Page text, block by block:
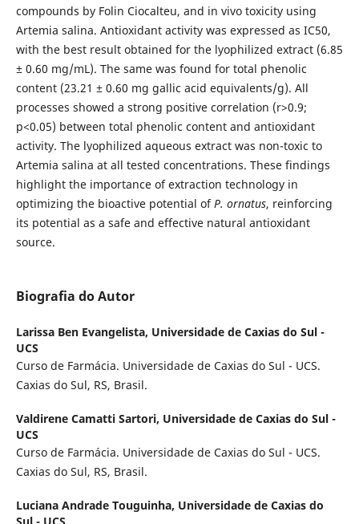
compounds by Folin Ciocalteu, and in vivo toxicity using
Artemia salina. Antioxidant activity was expressed as IC50,
with the best result obtained for the lyophilized extract (6.85
± 0.60 mg/mL). The same was found for total phenolic
content (23.21 ± 0.60 mg gallic acid equivalents/g). All
processes showed a strong positive correlation (r>0.9;
p<0.05) between total phenolic content and antioxidant
activity. The lyophilized aqueous extract was non-toxic to
Artemia salina at all tested concentrations. These findings
highlight the importance of extraction technology in
optimizing the bioactive potential ofP. ornatus, reinforcing
its potential as a safe and effective natural antioxidant
source.
Biografia do Autor
Larissa Ben Evangelista, Universidade de Caxias do Sul -
UCS
Curso de Farmácia. Universidade de Caxias do Sul - UCS.
Caxias do Sul, RS, Brasil.
Valdirene Camatti Sartori, Universidade de Caxias do Sul -
UCS
Curso de Farmácia. Universidade de Caxias do Sul - UCS.
Caxias do Sul, RS, Brasil.
Luciana Andrade Touguinha, Universidade de Caxias do